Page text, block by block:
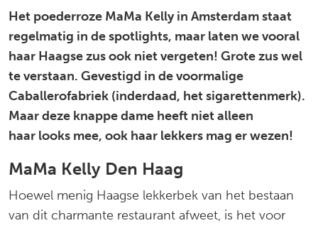
Het poederroze MaMa Kelly in Amsterdam staat
regelmatig in de spotlights, maar laten we vooral
haar Haagse zus ook niet vergeten! Grote zus wel
te verstaan. Gevestigd in de voormalige
Caballerofabriek (inderdaad, het sigarettenmerk).
Maar deze knappe dame heeft niet alleen
haar looks mee, ook haar lekkers mag er wezen!
MaMa Kelly Den Haag
Hoewel menig Haagse lekkerbek van het bestaan
van dit charmante restaurant afweet, is het voor